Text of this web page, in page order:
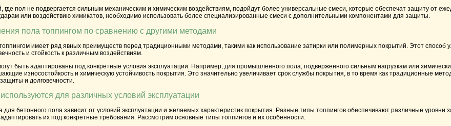
пол не подвергается сильным механическим и химическим воздействиям, подойдут более универсальные смеси, которые обеспечат защиту от
или воздействию химикатов, необходимо использовать более специализированные смеси с дополнительными компонентами для защиты.
пола топпингом по сравнению с другими методами
имеет ряд явных преимуществ перед традиционными методами, такими как использование затирки или полимерных покрытий. Этот способ
и стойкость к различным воздействиям.
быть адаптированы под конкретные условия эксплуатации. Например, для промышленного пола, подверженного сильным нагрузкам или
износостойкость и химическую устойчивость покрытия. Это значительно увеличивает срок службы покрытия, в то время как традиционные
и долговечности.
для различных условий эксплуатации
бетонного пола зависит от условий эксплуатации и желаемых характеристик покрытия. Разные типы топпингов обеспечивают различные уровни
адаптировать их под конкретные требования. Рассмотрим основные типы топпингов и их особенности.